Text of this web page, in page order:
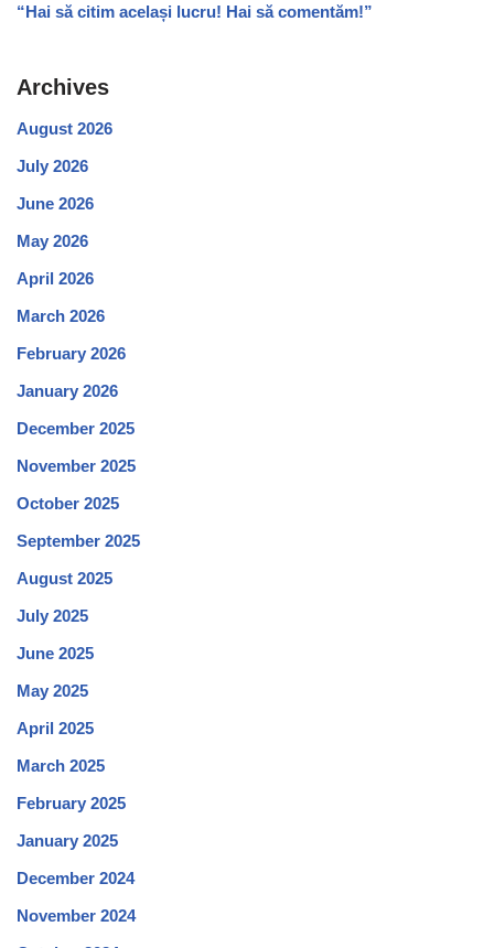
“Hai să citim același lucru! Hai să comentăm!”
Archives
August 2026
July 2026
June 2026
May 2026
April 2026
March 2026
February 2026
January 2026
December 2025
November 2025
October 2025
September 2025
August 2025
July 2025
June 2025
May 2025
April 2025
March 2025
February 2025
January 2025
December 2024
November 2024